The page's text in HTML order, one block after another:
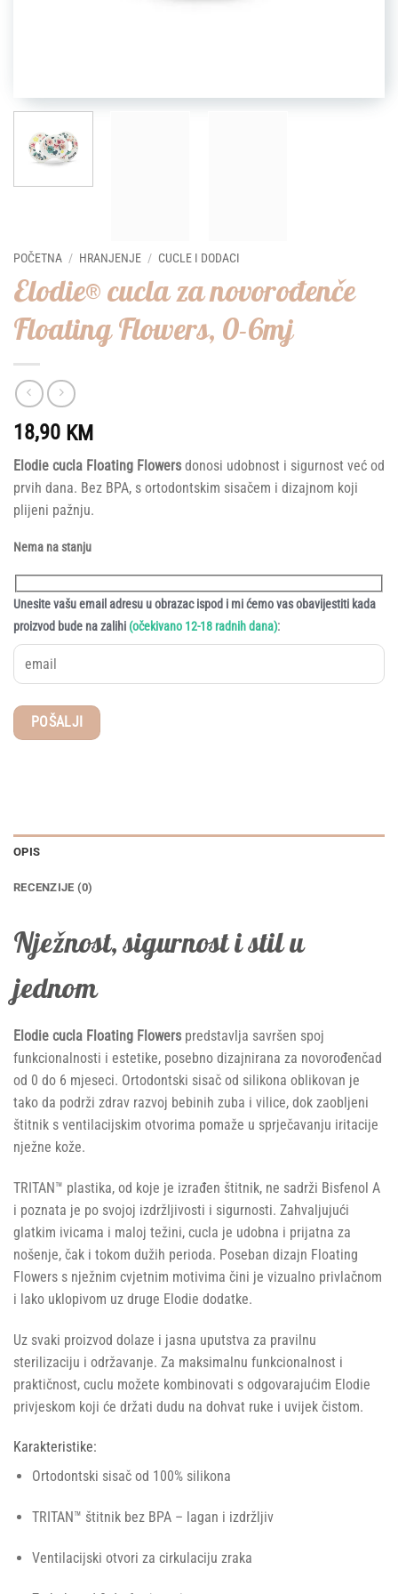
POČETNA / HRANJENJE / CUCLE I DODACI
Elodie® cucla za novorođenče
Floating Flowers, 0-6mj
18,90 KM
Elodie cucla Floating Flowers donosi udobnost i sigurnost već od
prvih dana. Bez BPA, s ortodontskim sisačem i dizajnom koji
plijeni pažnju.
Nema na stanju
Unesite vašu email adresu u obrazac ispod i mi ćemo vas obavijestiti kada
proizvod bude na zalihi (očekivano 12-18 radnih dana):
OPIS
RECENZIJE (0)
Nježnost, sigurnost i stil u
jednom
Elodie cucla Floating Flowers predstavlja savršen spoj
funkcionalnosti i estetike, posebno dizajnirana za novorođenčad
od 0 do 6 mjeseci. Ortodontski sisač od silikona oblikovan je
tako da podrži zdrav razvoj bebinih zuba i vilice, dok zaobljeni
štitnik s ventilacijskim otvorima pomaže u sprječavanju iritacije
nježne kože.
TRITAN™ plastika, od koje je izrađen štitnik, ne sadrži Bisfenol A
i poznata je po svojoj izdržljivosti i sigurnosti. Zahvaljujući
glatkim ivicama i maloj težini, cucla je udobna i prijatna za
nošenje, čak i tokom dužih perioda. Poseban dizajn Floating
Flowers s nježnim cvjetnim motivima čini je vizualno privlačnom
i lako uklopivom uz druge Elodie dodatke.
Uz svaki proizvod dolaze i jasna uputstva za pravilnu
sterilizaciju i održavanje. Za maksimalnu funkcionalnost i
praktičnost, cuclu možete kombinovati s odgovarajućim Elodie
privjeskom koji će držati dudu na dohvat ruke i uvijek čistom.
Karakteristike:
Ortodontski sisač od 100% silikona
TRITAN™ štitnik bez BPA – lagan i izdržljiv
Ventilacijski otvori za cirkulaciju zraka